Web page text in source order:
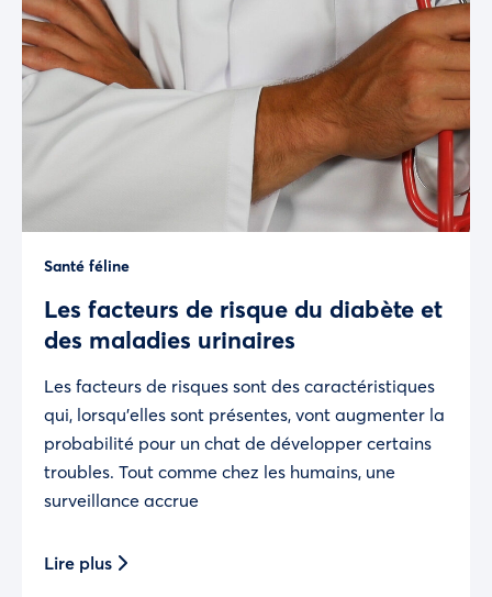
Santé féline
Les facteurs de risque du diabète et
des maladies urinaires
Les facteurs de risques sont des caractéristiques
qui, lorsqu’elles sont présentes, vont augmenter la
probabilité pour un chat de développer certains
troubles. Tout comme chez les humains, une
surveillance accrue
Lire plus